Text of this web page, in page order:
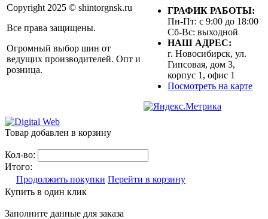
Copyright 2025 © shintorgnsk.ru
Все права защищены.
Огромный выбор шин от
ведущих производителей. Опт и
розница.
ГРАФИК РАБОТЫ:
Пн-Пт: с 9:00 до 18:00
Сб-Вс: выходной
НАШ АДРЕС:
г. Новосибирск, ул.
Гипсовая, дом 3,
корпус 1, офис 1
Посмотреть на карте
Товар добавлен в корзину
Кол-во:
Итого:
Продолжить покупки Перейти в корзину
Купить в один клик
Заполните данные для заказа